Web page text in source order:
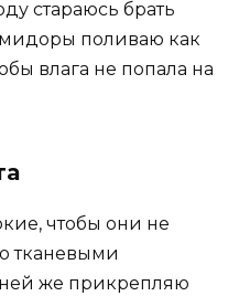
стараюсь брать
поливаю как
влага не попала на
чтобы они не
тканевыми
же прикрепляю